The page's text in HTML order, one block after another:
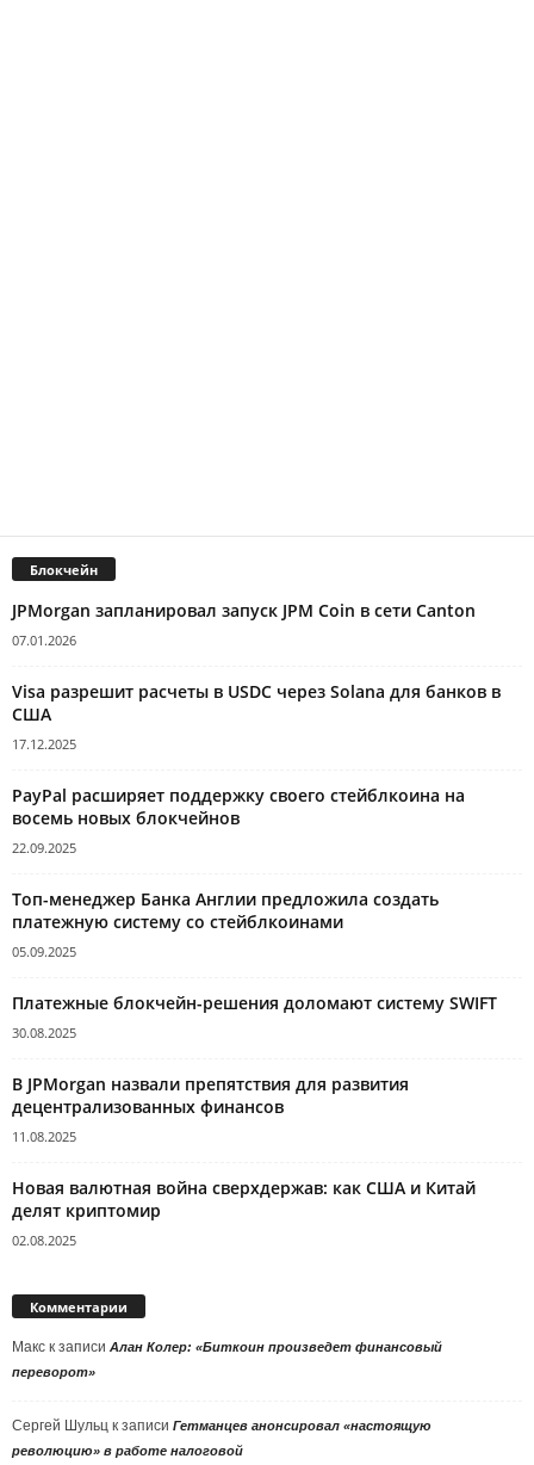
Блокчейн
JPMorgan запланировал запуск JPM Coin в сети Canton
07.01.2026
Visa разрешит расчеты в USDC через Solana для банков в
США
17.12.2025
PayPal расширяет поддержку своего стейблкоина на
восемь новых блокчейнов
22.09.2025
Топ-менеджер Банка Англии предложила создать
платежную систему со стейблкоинами
05.09.2025
Платежные блокчейн-решения доломают систему SWIFT
30.08.2025
В JPMorgan назвали препятствия для развития
децентрализованных финансов
11.08.2025
Новая валютная война сверхдержав: как США и Китай
делят криптомир
02.08.2025
Комментарии
Макс к записи Алан Колер: «Биткоин произведет финансовый
переворот»
Сергей Шульц к записи Гетманцев анонсировал «настоящую
революцию» в работе налоговой